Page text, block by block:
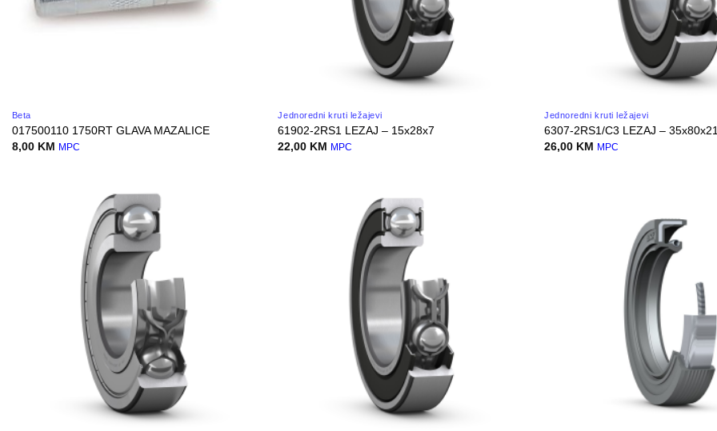
Beta
017500110 1750RT GLAVA MAZALICE
8,00 KM MPC
Jednoredni kruti ležajevi
61902-2RS1 LEZAJ – 15x28x7
22,00 KM MPC
Jednoredni kruti ležajevi
6307-2RS1/C3 LEZAJ – 35x80x21
26,00 KM MPC